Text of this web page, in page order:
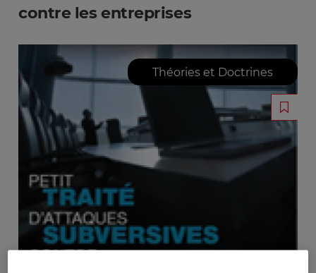
contre les entreprises
Théories et Doctrines